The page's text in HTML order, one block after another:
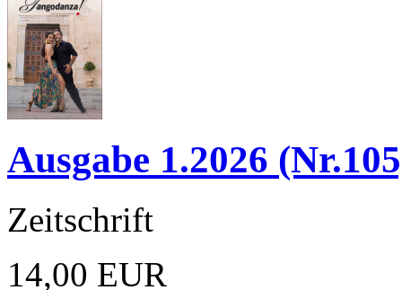
Ausgabe 1.2026
Zeitschrift
14,00 EUR